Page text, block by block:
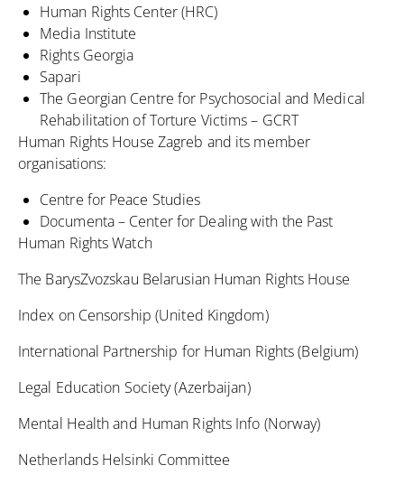
Human Rights Center (HRC)
Media Institute
Rights Georgia
Sapari
The Georgian Centre for Psychosocial and Medical
Rehabilitation of Torture Victims – GCRT
Human Rights House Zagreb and its member
organisations:
Centre for Peace Studies
Documenta – Center for Dealing with the Past
Human Rights Watch
The BarysZvozskau Belarusian Human Rights House
Index on Censorship (United Kingdom)
International Partnership for Human Rights (Belgium)
Legal Education Society (Azerbaijan)
Mental Health and Human Rights Info (Norway)
Netherlands Helsinki Committee